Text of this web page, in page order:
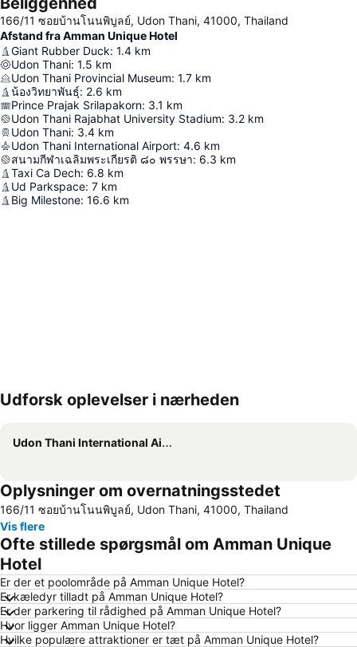
166/11 ซอยบ้านโนนพิบูลย์, Udon Thani, 41000, Thailand
Afstand fra Amman Unique Hotel
Giant Rubber Duck: 1.4 km
Udon Thani: 1.5 km
Udon Thani Provincial Museum: 1.7 km
น้องวิทยาพันธุ์: 2.6 km
Prince Prajak Srilapakorn: 3.1 km
Udon Thani Rajabhat University Stadium: 3.2 km
Udon Thani: 3.4 km
Udon Thani International Airport: 4.6 km
สนามกีฬาเฉลิมพระเกียรติ ๘๐ พรรษา: 6.3 km
Taxi Ca Dech: 6.8 km
Ud Parkspace: 7 km
Big Milestone: 16.6 km
Udvid kort
Udforsk oplevelser i nærheden
Udon Thani International Airport
Oplysninger om overnatningsstedet
166/11 ซอยบ้านโนนพิบูลย์, Udon Thani, 41000, Thailand
Vis flere
Ofte stillede spørgsmål om Amman Unique
Hotel
Er der et poolområde på Amman Unique Hotel?
Er kæledyr tilladt på Amman Unique Hotel?
Er der parkering til rådighed på Amman Unique Hotel?
Hvor ligger Amman Unique Hotel?
Hvilke populære attraktioner er tæt på Amman Unique Hotel?